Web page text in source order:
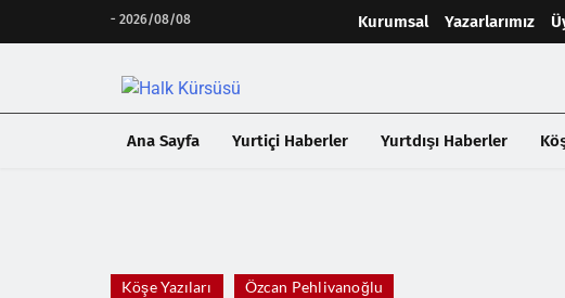
- 2026/08/08 Kurumsal Yazarlarımız
Ana Sayfa Yurtiçi Haberler Yurtdışı Haberler
Köşe Yazıları Özcan Pehlivanoğlu